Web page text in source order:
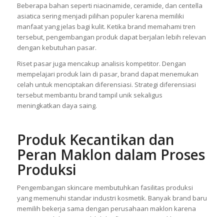
Beberapa bahan seperti niacinamide, ceramide, dan centella
asiatica sering menjadi pilihan populer karena memiliki
manfaat yang jelas bagi kulit. Ketika brand memahami tren
tersebut, pengembangan produk dapat berjalan lebih relevan
dengan kebutuhan pasar.
Riset pasar juga mencakup analisis kompetitor. Dengan
mempelajari produk lain di pasar, brand dapat menemukan
celah untuk menciptakan diferensiasi. Strategi diferensiasi
tersebut membantu brand tampil unik sekaligus
meningkatkan daya saing.
Produk Kecantikan dan
Peran Maklon dalam Proses
Produksi
Pengembangan skincare membutuhkan fasilitas produksi
yang memenuhi standar industri kosmetik. Banyak brand baru
memilih bekerja sama dengan perusahaan maklon karena